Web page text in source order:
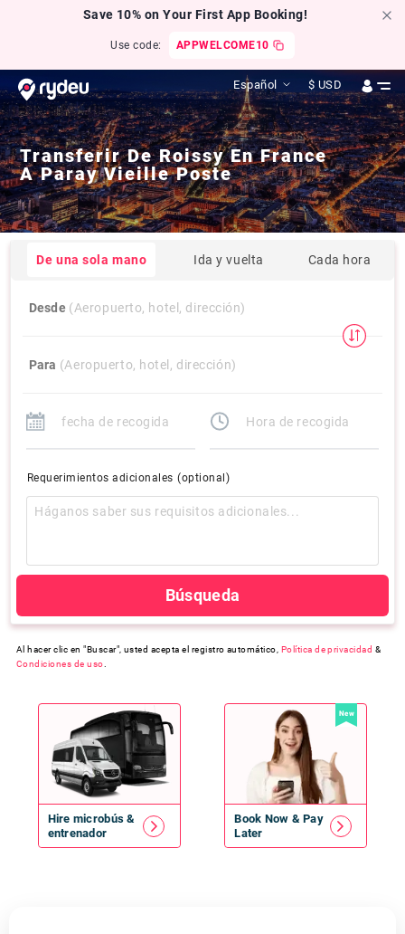
Save 10% on Your First App Booking!
Use code: APPWELCOME10
Español $ USD
Transferir De Roissy En France
A Paray Vieille Poste
De una sola mano Ida y vuelta Cada hora
Desde (Aeropuerto, hotel, dirección)
Para (Aeropuerto, hotel, dirección)
Requerimientos adicionales (optional)
Búsqueda
Al hacer clic en "Buscar", usted acepta el registro automático, Política de privacidad &
Condiciones de uso
Hire microbús &
entrenador
New
Book Now & Pay
Later